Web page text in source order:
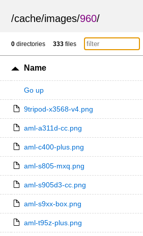
/cache/images/960/
0 directories 333 files
Name
Go up
9tripod-x3568-v4.png
aml-a311d-cc.png
aml-c400-plus.png
aml-s805-mxq.png
aml-s905d3-cc.png
aml-s9xx-box.png
aml-t95z-plus.png